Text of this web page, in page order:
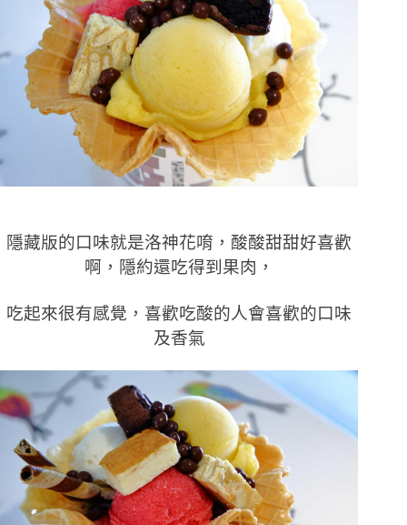
隱藏版的口味就是洛神花唷，酸酸甜甜好喜歡
啊，隱約還吃得到果肉，
吃起來很有感覺，喜歡吃酸的人會喜歡的口味
及香氣